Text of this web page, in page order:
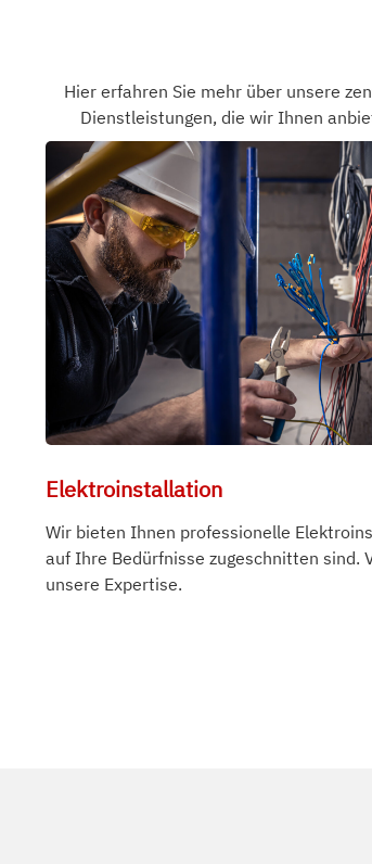
Hier erfahren Sie mehr über unsere
Dienstleistungen, die wir Ihnen
Elektroinstallation
Wir bieten Ihnen professionelle
auf Ihre Bedürfnisse zugeschnitten sind.
unsere Expertise.